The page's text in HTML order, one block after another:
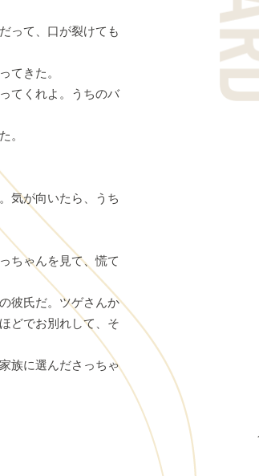
って、口が裂けても
てきた。
てくれよ。うちのバ
。
気が向いたら、うち
ちゃんを見て、慌て
彼氏だ。ツゲさんか
どでお別れして、そ
族に選んださっちゃ